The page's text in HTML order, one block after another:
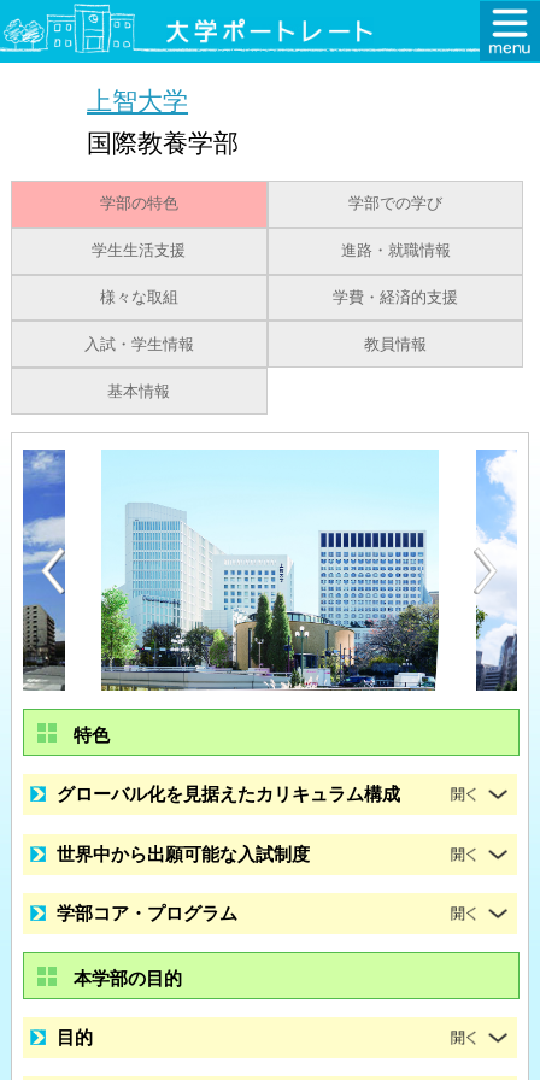
上智大学
国際教養学部
学部の特色 学部での学び
学生生活支援 進路・就職情報
様々な取組 学費・経済的支援
入試・学生情報 教員情報
基本情報
特色
グローバル化を見据えたカリキュラム構成
世界中から出願可能な入試制度
学部コア・プログラム
本学部の目的
目的